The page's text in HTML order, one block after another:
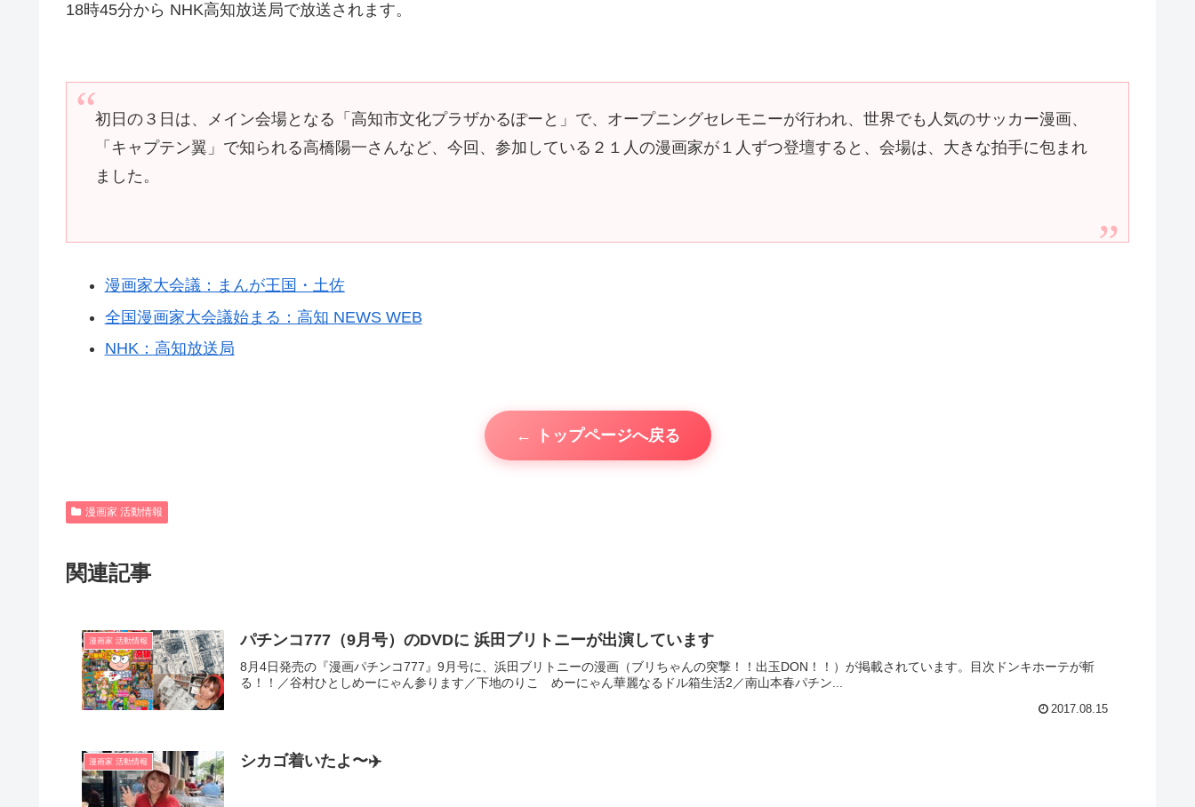
18時45分から NHK高知放送局で放送されます。
初日の３日は、メイン会場となる「高知市文化プラザかるぽーと」で、オープニングセレモニーが行われ、世界でも人気のサッカー漫画、
「キャプテン翼」で知られる高橋陽一さんなど、今回、参加している２１人の漫画家が１人ずつ登壇すると、会場は、大きな拍手に包まれ
ました。
漫画家大会議：まんが王国・土佐
全国漫画家大会議始まる：高知 NEWS WEB
NHK：高知放送局
← トップページへ戻る
漫画家 活動情報
関連記事
漫画家 活動情報 パチンコ777（9月号）のDVDに 浜田ブリトニーが出演しています
8月4日発売の『漫画パチンコ777』9月号に、浜田ブリトニーの漫画（ブリちゃんの突撃！！出玉DON！！）が掲載されています。目次ドンキホーテが斬
る！！／谷村ひとしめーにゃん参ります／下地のりこ めーにゃん華麗なるドル箱生活2／南山本春パチン...
2017.08.15
漫画家 活動情報 シカゴ着いたよ〜✈️